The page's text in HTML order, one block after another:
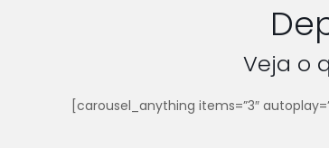
Veja o
[carousel_anything items=”3″